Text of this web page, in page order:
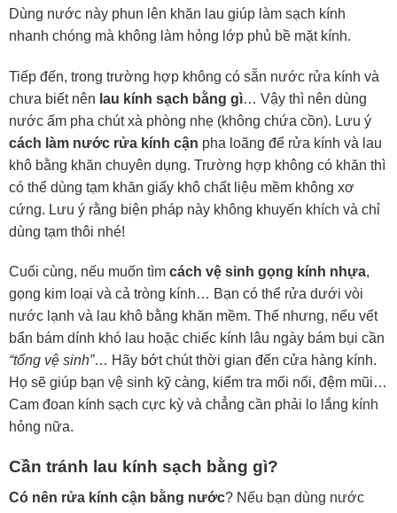
Dùng nước này phun lên khăn lau giúp làm sạch kính
nhanh chóng mà không làm hỏng lớp phủ bề mặt kính.
Tiếp đến, trong trường hợp không có sẵn nước rửa kính và
chưa biết nên lau kính sạch bằng gì… Vậy thì nên dùng
nước ấm pha chút xà phòng nhẹ (không chứa cồn). Lưu ý
cách làm nước rửa kính cận pha loãng để rửa kính và lau
khô bằng khăn chuyên dụng. Trường hợp không có khăn thì
có thể dùng tạm khăn giấy khô chất liệu mềm không xơ
cứng. Lưu ý rằng biện pháp này không khuyến khích và chỉ
dùng tạm thôi nhé!
Cuối cùng, nếu muốn tìm cách vệ sinh gọng kính nhựa,
gọng kim loại và cả tròng kính… Bạn có thể rửa dưới vòi
nước lạnh và lau khô bằng khăn mềm. Thế nhưng, nếu vết
bẩn bám dính khó lau hoặc chiếc kính lâu ngày bám bụi cần
“tổng vệ sinh”… Hãy bớt chút thời gian đến cửa hàng kính.
Họ sẽ giúp bạn vệ sinh kỹ càng, kiểm tra mối nối, đệm mũi…
Cam đoan kính sạch cực kỳ và chẳng cần phải lo lắng kính
hỏng nữa.
Cần tránh lau kính sạch bằng gì?
Có nên rửa kính cận bằng nước? Nếu bạn dùng nước